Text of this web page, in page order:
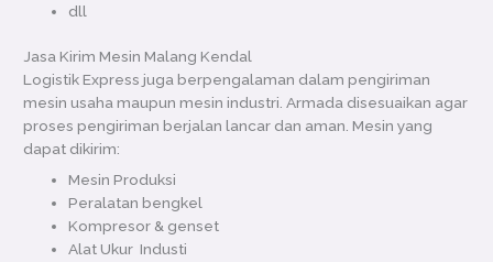
dll
Jasa Kirim Mesin Malang Kendal
Logistik Express juga berpengalaman dalam pengiriman
mesin usaha maupun mesin industri. Armada disesuaikan agar
proses pengiriman berjalan lancar dan aman. Mesin yang
dapat dikirim:
Mesin Produksi
Peralatan bengkel
Kompresor & genset
Alat Ukur Industi